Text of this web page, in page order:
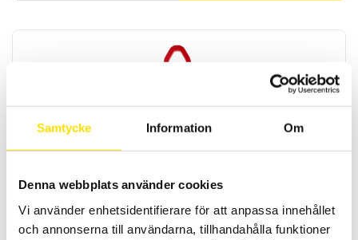
Samtycke Information Om
Denna webbplats använder cookies
Vi använder enhetsidentifierare för att anpassa innehållet
och annonserna till användarna, tillhandahålla funktioner
F406 & F606 Solpanelstänger med TRMS 1200
Multifunktionstänger för TRMS lik- och växelström med extra
funktioner som spänningsmätning upp till 1200 Vac och 1700 vdc.
Samt med kontinuitets- och startströmsmätning och effektmätning.
Modellerna F406 och F606 kan även mäta THD.